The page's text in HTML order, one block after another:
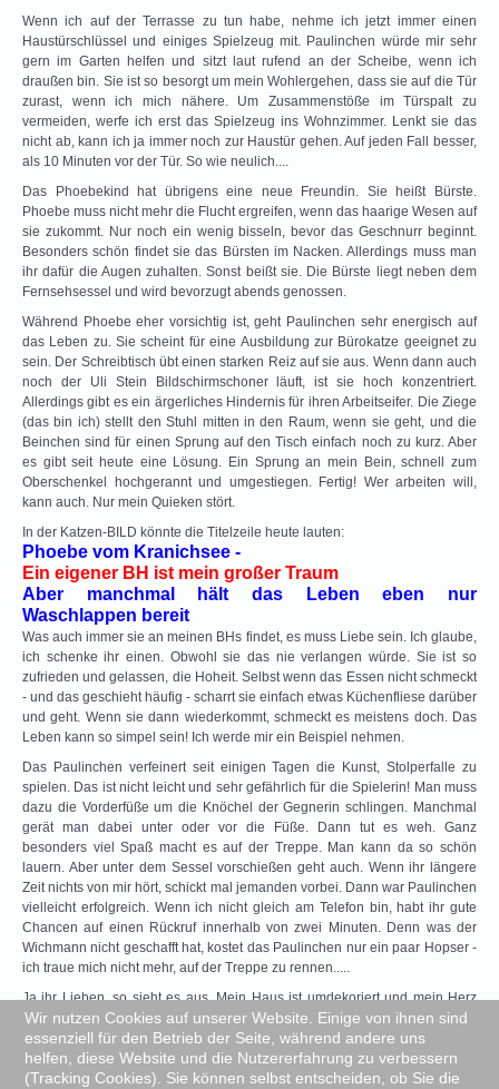
Wenn ich auf der Terrasse zu tun habe, nehme ich jetzt immer einen
Haustürschlüssel und einiges Spielzeug mit. Paulinchen würde mir sehr
gern im Garten helfen und sitzt laut rufend an der Scheibe, wenn ich
draußen bin. Sie ist so besorgt um mein Wohlergehen, dass sie auf die Tür
zurast, wenn ich mich nähere. Um Zusammenstöße im Türspalt zu
vermeiden, werfe ich erst das Spielzeug ins Wohnzimmer. Lenkt sie das
nicht ab, kann ich ja immer noch zur Haustür gehen. Auf jeden Fall besser,
als 10 Minuten vor der Tür. So wie neulich....
Das Phoebekind hat übrigens eine neue Freundin. Sie heißt Bürste.
Phoebe muss nicht mehr die Flucht ergreifen, wenn das haarige Wesen auf
sie zukommt. Nur noch ein wenig bisseln, bevor das Geschnurr beginnt.
Besonders schön findet sie das Bürsten im Nacken. Allerdings muss man
ihr dafür die Augen zuhalten. Sonst beißt sie. Die Bürste liegt neben dem
Fernsehsessel und wird bevorzugt abends genossen.
Während Phoebe eher vorsichtig ist, geht Paulinchen sehr energisch auf
das Leben zu. Sie scheint für eine Ausbildung zur Bürokatze geeignet zu
sein. Der Schreibtisch übt einen starken Reiz auf sie aus. Wenn dann auch
noch der Uli Stein Bildschirmschoner läuft, ist sie hoch konzentriert.
Allerdings gibt es ein ärgerliches Hindernis für ihren Arbeitseifer. Die Ziege
(das bin ich) stellt den Stuhl mitten in den Raum, wenn sie geht, und die
Beinchen sind für einen Sprung auf den Tisch einfach noch zu kurz. Aber
es gibt seit heute eine Lösung. Ein Sprung an mein Bein, schnell zum
Oberschenkel hochgerannt und umgestiegen. Fertig! Wer arbeiten will,
kann auch. Nur mein Quieken stört.
In der Katzen-BILD könnte die Titelzeile heute lauten:
Phoebe vom Kranichsee -
Ein eigener BH ist mein großer Traum
Aber manchmal hält das Leben eben nur
Waschlappen bereit
Was auch immer sie an meinen BHs findet, es muss Liebe sein. Ich glaube,
ich schenke ihr einen. Obwohl sie das nie verlangen würde. Sie ist so
zufrieden und gelassen, die Hoheit. Selbst wenn das Essen nicht schmeckt
- und das geschieht häufig - scharrt sie einfach etwas Küchenfliese darüber
und geht. Wenn sie dann wiederkommt, schmeckt es meistens doch. Das
Leben kann so simpel sein! Ich werde mir ein Beispiel nehmen.
Das Paulinchen verfeinert seit einigen Tagen die Kunst, Stolperfalle zu
spielen. Das ist nicht leicht und sehr gefährlich für die Spielerin! Man muss
dazu die Vorderfüße um die Knöchel der Gegnerin schlingen. Manchmal
gerät man dabei unter oder vor die Füße. Dann tut es weh. Ganz
besonders viel Spaß macht es auf der Treppe. Man kann da so schön
lauern. Aber unter dem Sessel vorschießen geht auch. Wenn ihr längere
Zeit nichts von mir hört, schickt mal jemanden vorbei. Dann war Paulinchen
vielleicht erfolgreich. Wenn ich nicht gleich am Telefon bin, habt ihr gute
Chancen auf einen Rückruf innerhalb von zwei Minuten. Denn was der
Wichmann nicht geschafft hat, kostet das Paulinchen nur ein paar Hopser -
ich traue mich nicht mehr, auf der Treppe zu rennen.....
Ja ihr Lieben, so sieht es aus. Mein Haus ist umdekoriert und mein Herz
gestohlen. Ich mache sauber, serviere das Essen und sorge für
Unterhaltung. Dafür darf ich mitspielen und manchmal schmusen. Also ich
finde es schön!
Wir nutzen Cookies auf unserer Website. Einige von ihnen sind
essenziell für den Betrieb der Seite, während andere uns
helfen, diese Website und die Nutzererfahrung zu verbessern
(Tracking Cookies). Sie können selbst entscheiden, ob Sie die